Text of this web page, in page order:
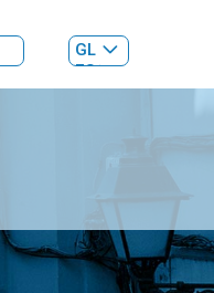
GL
ES|